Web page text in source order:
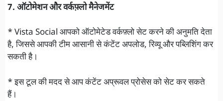
7. ऑटोमेशन और वर्कफ़्लो मैनेजमेंट
* Vista Social आपको ऑटोमेटेड वर्कफ़्लो सेट करने की अनुमति देता
है, जिससे आपकी टीम आसानी से कंटेंट अपलोड, रिव्यू और पब्लिशिंग कर
सकती है।
* इस टूल की मदद से आप कंटेंट अप्रूवल प्रोसेस को सेट कर सकते
हैं।